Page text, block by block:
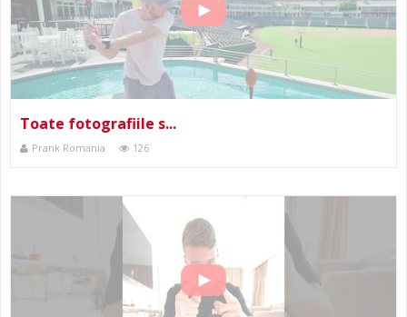
Toate fotografiile s...
Prank Romania 126